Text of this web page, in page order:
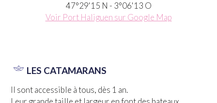
47°29'15 N - 3°06'13 O
Voir Port Haliguen sur Google Map
LES CATAMARANS
Il sont accessible à tous, dès 1 an.